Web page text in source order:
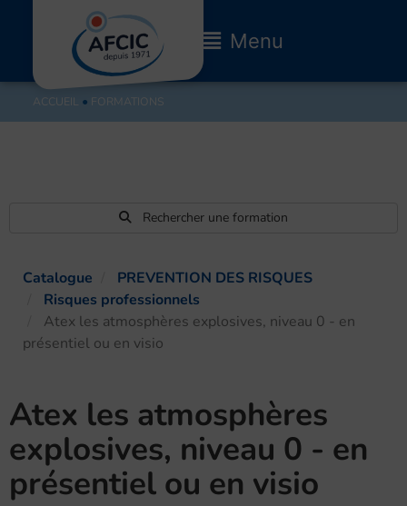
Main
Menu
Menu
ACCUEIL ● FORMATIONS
Rechercher une formation
Catalogue
PREVENTION DES RISQUES
Risques professionnels
Atex les atmosphères explosives, niveau 0 - en
présentiel ou en visio
Atex les atmosphères
explosives, niveau 0 - en
présentiel ou en visio